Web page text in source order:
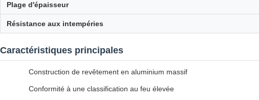
Plage d'épaisseur
Résistance aux intempéries
Caractéristiques principales
Construction de revêtement en aluminium massif
Conformité à une classification au feu élevée